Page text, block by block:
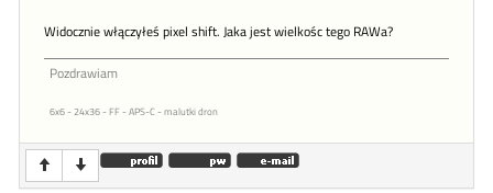
Widocznie włączyłeś pixel shift. Jaka jest wielkośc tego RAWa?
Pozdrawiam
6x6 - 24x36 - FF - APS-C - malutki dron